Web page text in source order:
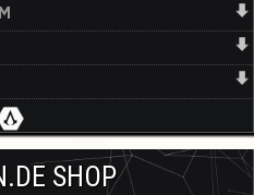
SHOP